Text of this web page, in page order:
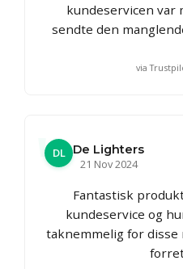
kundeservicen var
sendte den
via
DL De Lighters
21 Nov 2024
Fantastisk
kundeservice og
taknemmelig for disse